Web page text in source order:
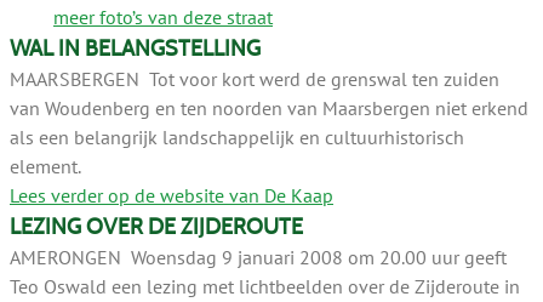
meer foto’s van deze straat
WAL IN BELANGSTELLING
MAARSBERGEN Tot voor kort werd de grenswal ten zuiden
van Woudenberg en ten noorden van Maarsbergen niet erkend
als een belangrijk landschappelijk en cultuurhistorisch
element.
Lees verder op de website van De Kaap
LEZING OVER DE ZIJDEROUTE
AMERONGEN Woensdag 9 januari 2008 om 20.00 uur geeft
Teo Oswald een lezing met lichtbeelden over de Zijderoute in